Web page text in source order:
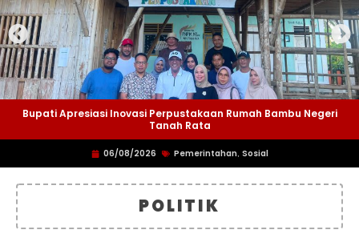
Bupati Apresiasi Inovasi Perpustakaan Rumah Bambu Negeri
Tanah Rata
06/08/2026 Pemerintahan, Sosial
POLITIK